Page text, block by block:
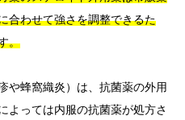
合わせて強さを調整できるた
。
や蜂窩織炎）は、抗菌薬の外用
よっては内服の抗菌薬が処方さ